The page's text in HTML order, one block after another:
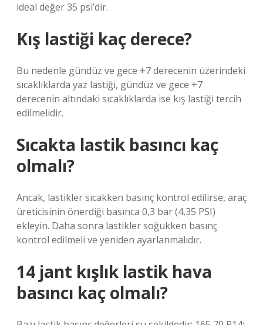
ideal değer 35 psi’dir.
Kış lastiği kaç derece?
Bu nedenle gündüz ve gece +7 derecenin üzerindeki
sıcaklıklarda yaz lastiği, gündüz ve gece +7
derecenin altındaki sıcaklıklarda ise kış lastiği tercih
edilmelidir.
Sıcakta lastik basıncı kaç
olmalı?
Ancak, lastikler sıcakken basınç kontrol edilirse, araç
üreticisinin önerdiği basınca 0,3 bar (4,35 PSI)
ekleyin. Daha sonra lastikler soğukken basınç
kontrol edilmeli ve yeniden ayarlanmalıdır.
14 jant kışlık lastik hava
basıncı kaç olmalı?